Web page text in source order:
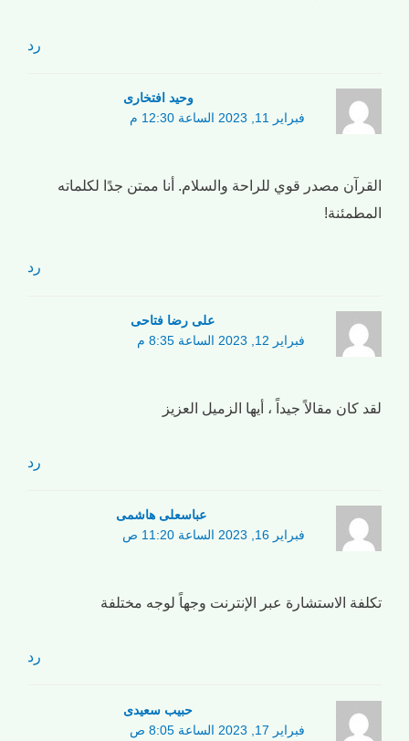
رد
وحید افتخاری
فبراير 11, 2023 الساعة 12:30 م
القرآن مصدر قوي للراحة والسلام. أنا ممتن جدًا لكلماته
المطمئنة!
رد
علی رضا فتاحی
فبراير 12, 2023 الساعة 8:35 م
لقد كان مقالاً جيداً ، أيها الزميل العزيز
رد
عباسعلی هاشمی
فبراير 16, 2023 الساعة 11:20 ص
تكلفة الاستشارة عبر الإنترنت وجهاً لوجه مختلفة
رد
حبیب سعیدی
فبراير 17, 2023 الساعة 8:05 ص